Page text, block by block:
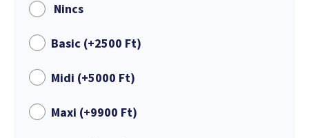
Nincs
Basic (+2500 Ft)
Midi (+5000 Ft)
Maxi (+9900 Ft)